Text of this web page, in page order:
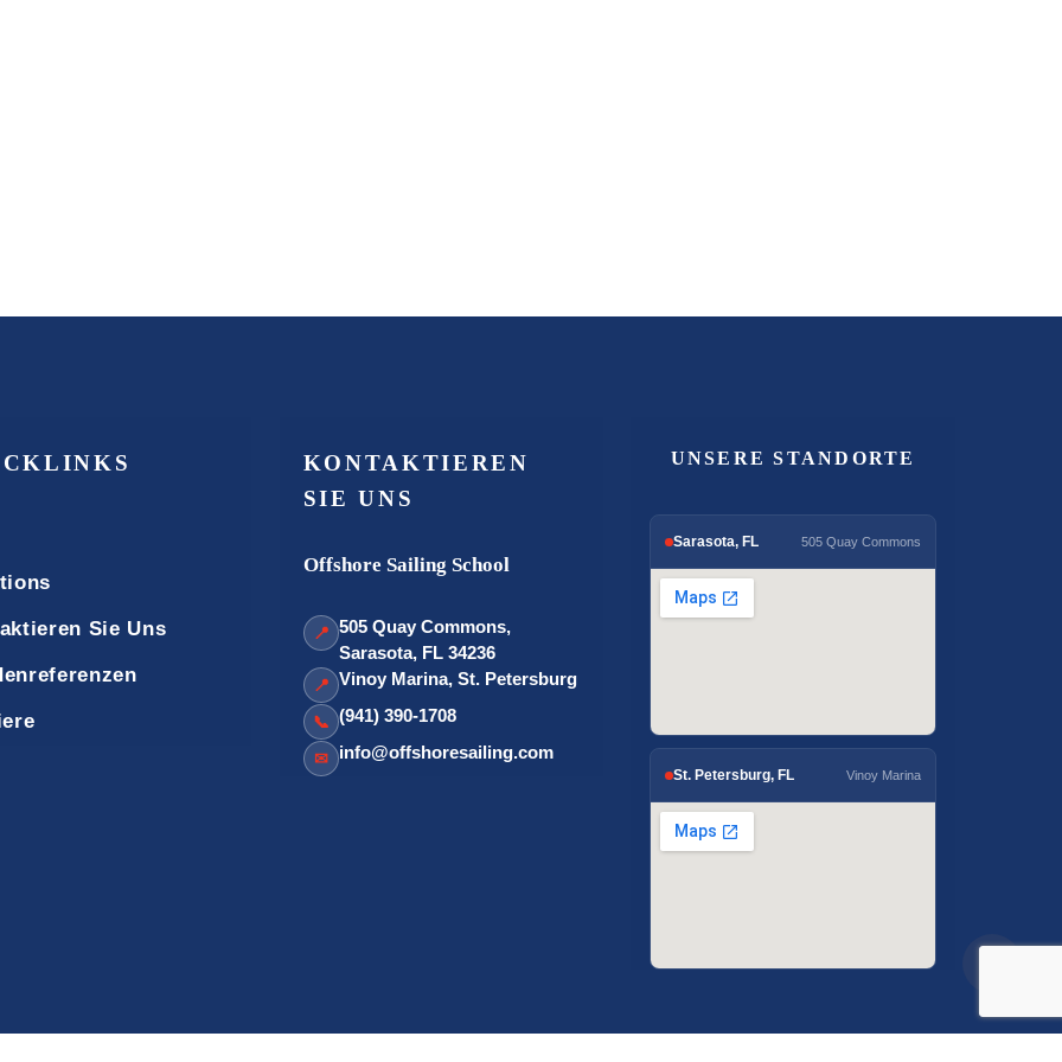
Sie Uns
KONTAKTIEREN
SIE UNS
Offshore Sailing School
📍 505 Quay Commons,
Sarasota, FL 34236
📍 Vinoy Marina, St. Petersburg
📞 (941) 390-1708
✉ info@offshoresailing.com
UNSERE STANDORTE
Sarasota, FL 505 Quay Commons
St. Petersburg, FL Vinoy Marina